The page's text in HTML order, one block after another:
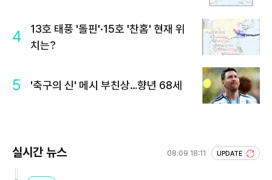
4
13호 태풍 '돌핀'·15호 '찬홈' 현재 위
치는?
5 '축구의 신' 메시 부친상…향년 68세
실시간 뉴스 08.09 18:11 UPDATE